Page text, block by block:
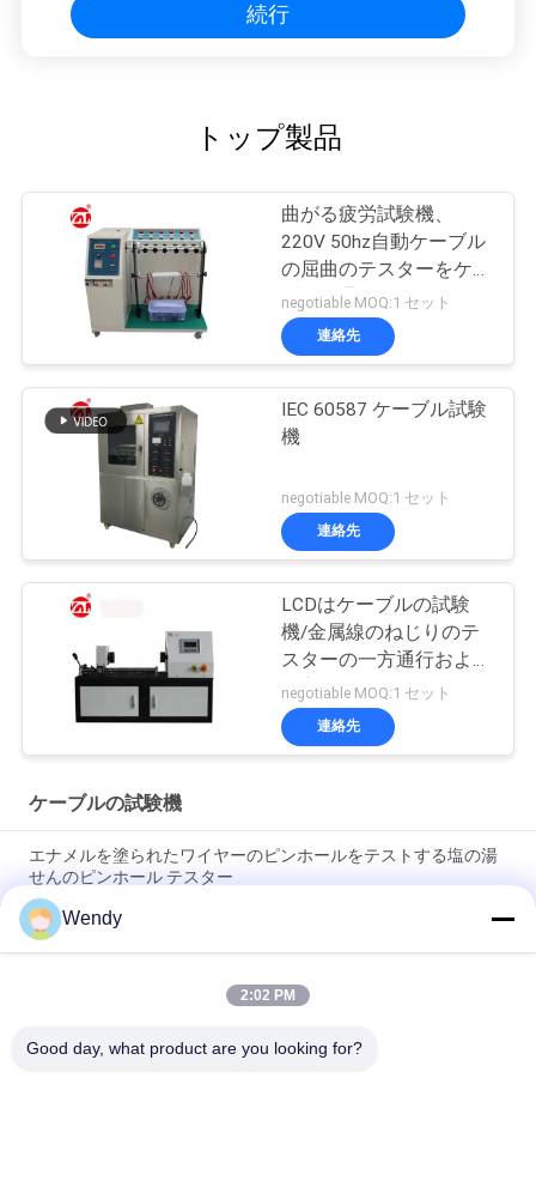
続行
トップ製品
曲がる疲労試験機、
220V 50hz自動ケーブル
の屈曲のテスターをケー
ブルで通信して下さい
negotiable MOQ:1 セット
連絡先
IEC 60587 ケーブル試験
機
negotiable MOQ:1 セット
連絡先
LCDはケーブルの試験
機/金属線のねじりのテ
スターの一方通行および
二方向にねじを選別しま
す
negotiable MOQ:1 セット
連絡先
ケーブルの試験機
エナメルを塗られたワイヤーのピンホールをテストする塩の湯
せんのピンホール テスター
ASTM D149 IEC 60243 電圧破壊試験機 絶縁材料 破壊電圧試験
装置
IEC 60068-2 ISO 5344 シヌソイド振動試験機械価格 Un38.3 バッ
Wendy
2:02 PM
Good day, what product are you looking for?